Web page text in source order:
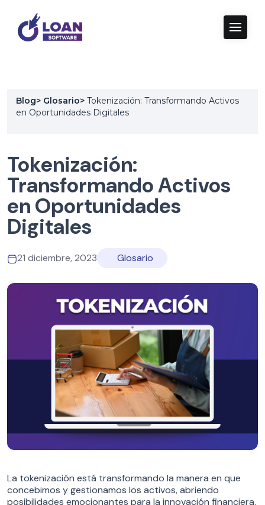
Blog> Glosario> Tokenización: Transformando Activos
en Oportunidades Digitales
Tokenización:
Transformando Activos
en Oportunidades
Digitales
21 diciembre, 2023 Glosario
La tokenización está transformando la manera en que
concebimos y gestionamos los activos, abriendo
posibilidades emocionantes para la innovación financiera.